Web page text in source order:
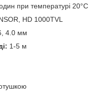
при температурі 20°C
HD 1000TVL
4.0 мм
1-5 м